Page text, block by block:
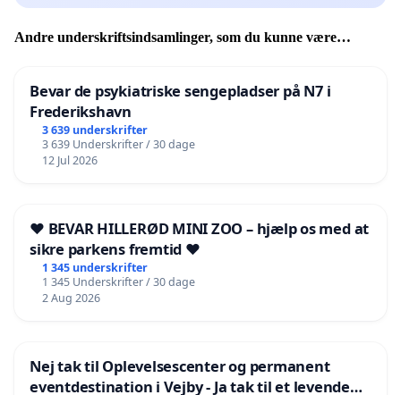
Andre underskriftsindsamlinger, som du kunne være
Bevar de psykiatriske sengepladser på N7 i
Frederikshavn
3 639 underskrifter
3 639 Underskrifter / 30 dage
12 Jul 2026
❤️ BEVAR HILLERØD MINI ZOO – hjælp os med at
sikre parkens fremtid ❤️
1 345 underskrifter
1 345 Underskrifter / 30 dage
2 Aug 2026
Nej tak til Oplevelsescenter og permanent
eventdestination i Vejby - Ja tak til et levende